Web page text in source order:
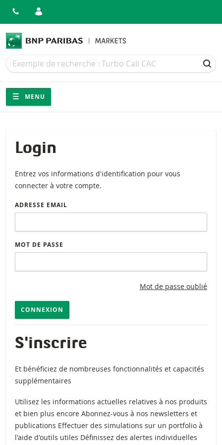
Recherche
Recherche
Navigation
Navigation sur le site
MENU
Login
Entrez vos informations d'identification pour vous
connecter à votre compte.
ADRESSE EMAIL
MOT DE PASSE
Mot de passe oublié
CONNEXION
S'inscrire
Et bénéficiez de nombreuses fonctionnalités et capacités
supplémentaires
Utilisez les informations actuelles relatives à nos produits
et bien plus encore Abonnez-vous à nos newsletters et
publications Effectuer des simulations sur un portfolio à
l'aide d'outils utiles Définissez des alertes individuelles